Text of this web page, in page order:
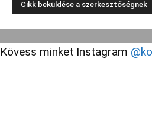
Kövess minket Instagram